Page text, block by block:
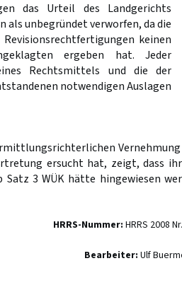
das Urteil des Landgerichts
als unbegründet verworfen, da die
keinen
ergeben hat. Jeder
Rechtsmittels und die der
notwendigen Auslagen
ersucht hat, zeigt, dass
3 WÜK hätte hingewiesen
HRRS-Nummer: HRRS 2008
Bearbeiter: Ulf